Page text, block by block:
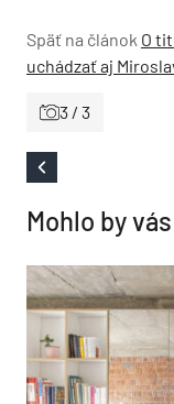
Späť na článok O
uchádzať aj
3 / 3
Mohlo by